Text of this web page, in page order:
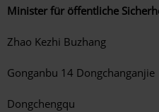
Minister für öffentliche
Zhao Kezhi Buzhang
Gonganbu 14 Dongchanganjie
Dongchengqu